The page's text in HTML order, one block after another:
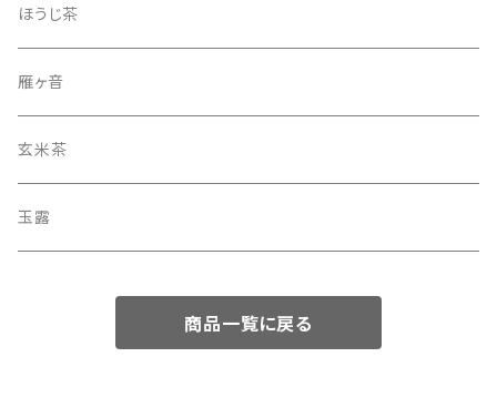
ほうじ茶
雁ヶ音
玄米茶
玉露
商品一覧に戻る